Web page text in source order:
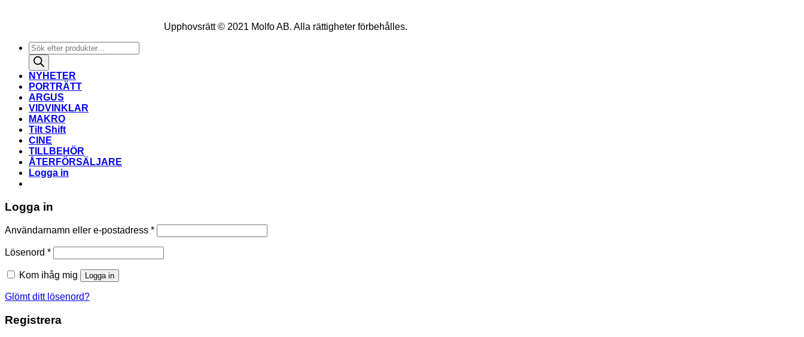
Upphovsrätt © 2021 Molfo AB. Alla rättigheter förbehålles.
Produktsökning
NYHETER
PORTRÄTT
ARGUS
VIDVINKLAR
MAKRO
Tilt Shift
CINE
TILLBEHÖR
ÅTERFÖRSÄLJARE
Logga in
Logga in
Användarnamn eller e-postadress *Obligatoriskt
Lösenord *Obligatoriskt
Kom ihåg mig Logga in
Glömt ditt lösenord?
Registrera